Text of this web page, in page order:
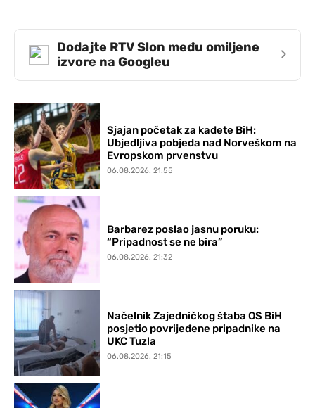
Dodajte RTV Slon među omiljene
izvore na Googleu
›
Sjajan početak za kadete BiH:
Ubjedljiva pobjeda nad Norveškom na
Evropskom prvenstvu
06.08.2026. 21:55
Barbarez poslao jasnu poruku:
“Pripadnost se ne bira”
06.08.2026. 21:32
Načelnik Zajedničkog štaba OS BiH
posjetio povrijeđene pripadnike na
UKC Tuzla
06.08.2026. 21:15